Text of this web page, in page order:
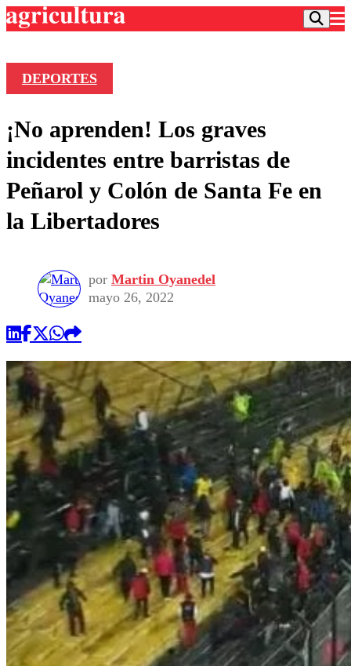
Frecuencias
Agricultura TV
Deportes
Colo Colo
Motor
Torneo Internacional
Torneo Nacional
Entretención
Noticias
Internacional
Nacional
Vida Social
Programas
Comercial
DEPORTES
¡No aprenden! Los graves
incidentes entre barristas de
Peñarol y Colón de Santa Fe en
la Libertadores
por Martin Oyanedel
mayo 26, 2022